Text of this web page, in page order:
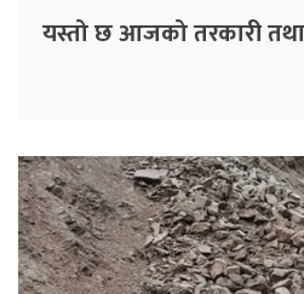
यस्तो छ आजको तरकारी